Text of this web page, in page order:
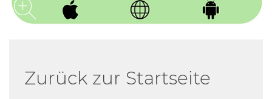
Zurück zur Startseite